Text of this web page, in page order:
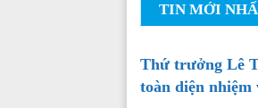
TIN MỚI
Thứ trưởng Lê
toàn diện nhiệm